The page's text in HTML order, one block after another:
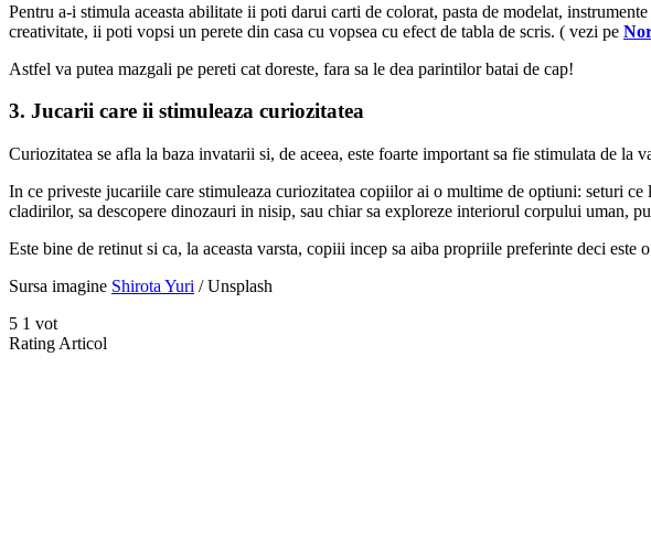
Pentru a-i stimula aceasta abilitate ii poti darui carti de colorat, pasta de modelat,
creativitate, ii poti vopsi un perete din casa cu vopsea cu efect de tabla de scris. ( vezi pe
Astfel va putea mazgali pe pereti cat doreste, fara sa le dea parintilor batai de cap!
3. Jucarii care ii stimuleaza curiozitatea
Curiozitatea se afla la baza invatarii si, de aceea, este foarte important sa fie stimulata de la
In ce priveste jucariile care stimuleaza curiozitatea copiilor ai o multime de optiuni: seturi
cladirilor, sa descopere dinozauri in nisip, sau chiar sa exploreze interiorul corpului uman,
Este bine de retinut si ca, la aceasta varsta, copiii incep sa aiba propriile preferinte deci este
Sursa imagine Shirota Yuri / Unsplash
5 1 vot
Rating Articol